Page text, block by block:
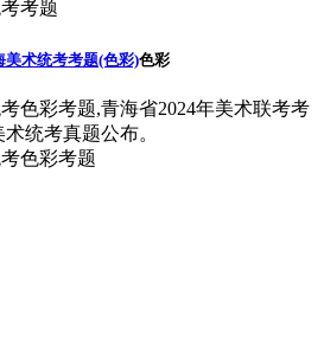
美术统考考题(色彩)色彩
色彩考题,青海省2024年美术联考考
统考真题公布。